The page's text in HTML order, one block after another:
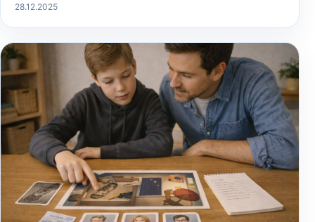
28.12.2025